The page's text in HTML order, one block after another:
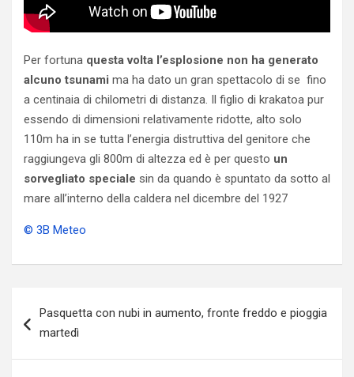
Per fortuna questa volta l’esplosione non ha generato
alcuno tsunami ma ha dato un gran spettacolo di se fino
a centinaia di chilometri di distanza. Il figlio di krakatoa pur
essendo di dimensioni relativamente ridotte, alto solo
110m ha in se tutta l’energia distruttiva del genitore che
raggiungeva gli 800m di altezza ed è per questo un
sorvegliato speciale sin da quando è spuntato da sotto al
mare all’interno della caldera nel dicembre del 1927
© 3B Meteo
articoli
Pasquetta con nubi in aumento, fronte freddo e pioggia
martedì